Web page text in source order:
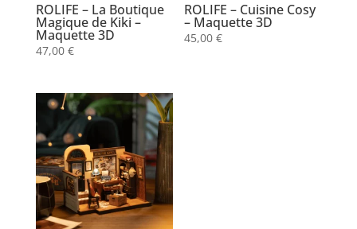
ROLIFE – La Boutique
Magique de Kiki –
Maquette 3D
47,00 €
ROLIFE – Cuisine Cosy
– Maquette 3D
45,00€